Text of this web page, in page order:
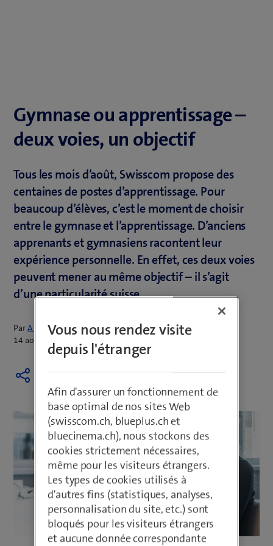
Gymnase ou apprentissage –
deux voies, un objectif
Tous les mois d’août, Swisscom propose des
centaines de postes d’apprentissage. Pour
beaucoup d’élèves, c’est le moment de choisir
entre le gymnase et l’apprentissage. D’anciens
apprenants et gymnasiens racontent leur
expérience personnelle. En effet, ces deux voies
peuvent mener au même objectif – il s’agit
d’une particularité suisse.
ParArmin Schädeli
14 août 2020
Vous nous rendez visite
depuis l'étranger
Afin d'assurer un fonctionnement de
base optimal de nos sites Web
(swisscom.ch, blueplus.ch et
bluecinema.ch), nous stockons des
cookies strictement nécessaires,
même pour les visiteurs étrangers.
Les types de cookies utilisés à
d'autres fins (statistiques, analyses,
personnalisation du site, etc.) sont
bloqués pour les visiteurs étrangers
et aucune donnée correspondante